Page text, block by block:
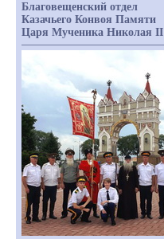
Благовещенский отдел
Казачьего Конвоя Памяти
Царя Мученика Николая II